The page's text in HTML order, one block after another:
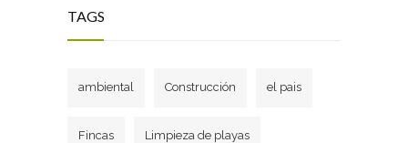
TAGS
ambiental Construcción el pais
Fincas Limpieza de playas